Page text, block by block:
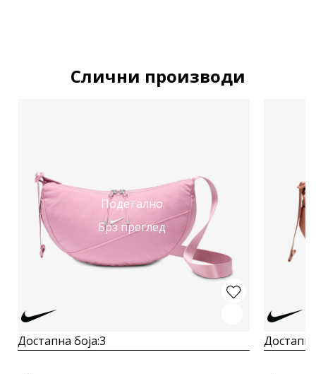
Слични производи
Подетално
Брз преглед
Достапна боја:3